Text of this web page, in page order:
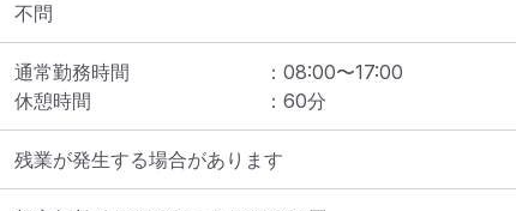
不問
通常勤務時間 ： 08:00〜17:00
休憩時間
： 60分
残業が発生する場合があります